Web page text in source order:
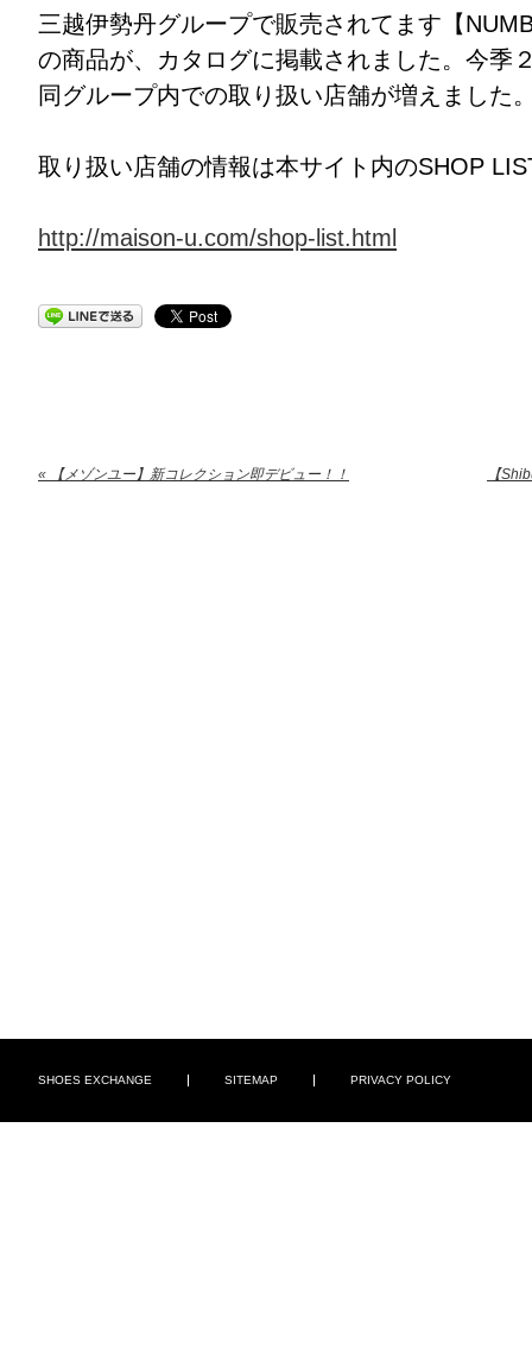
三越伊勢丹グループで販売されてます【
の商品が、カタログに掲載されました。今季
同グループ内での取り扱い店舗が増えました
取り扱い店舗の情報は本サイト内のSHOP
http://maison-u.com/shop-list.html
« 【メゾンユー】新コレクション即デビュー！！ 【
SHOES EXCHANGE SITEMAP PRIVACY POLICY